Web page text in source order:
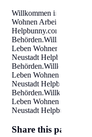
Willkommen in Wiener
Wohnen Arbeiten
Helpbunny.com
Behörden.Willkommen in
Leben Wohnen Arbeiten
Neustadt Helpbunny.com
Behörden.Willkommen in
Leben Wohnen Arbeiten
Neustadt Helpbunny.com
Behörden.Willkommen in
Leben Wohnen Arbeiten
Neustadt Helpbunny.com
Share this page